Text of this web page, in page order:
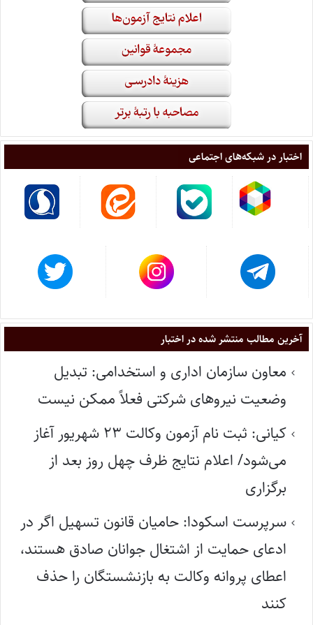
اختبار در شبکه‌های اجتماعی
آخرین مطالب منتشر شده در اختبار
معاون سازمان اداری و استخدامی: تبدیل
وضعیت نیروهای شرکتی فعلاً ممکن نیست
کیانی: ثبت نام آزمون وکالت ۲۳ شهریور آغاز
می‌شود/ اعلام نتایج ظرف چهل روز بعد از
برگزاری
سرپرست اسکودا: حامیان قانون تسهیل اگر در
ادعای حمایت از اشتغال جوانان صادق هستند،
اعطای پروانه وکالت به بازنشستگان را حذف
کنند